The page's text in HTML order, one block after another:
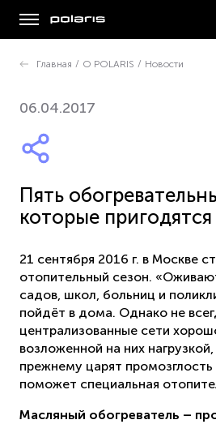
Главная / О POLARIS / Новости
06.04.2017
Пять
которые
21 сентября 2016 г. в Москве
отопительный сезон.
садов, школ, больниц и
пойдёт в дома. Однако не
централизованные сети
возложенной на них
прежнему царят
поможет специальная
Масляный обогреватель –